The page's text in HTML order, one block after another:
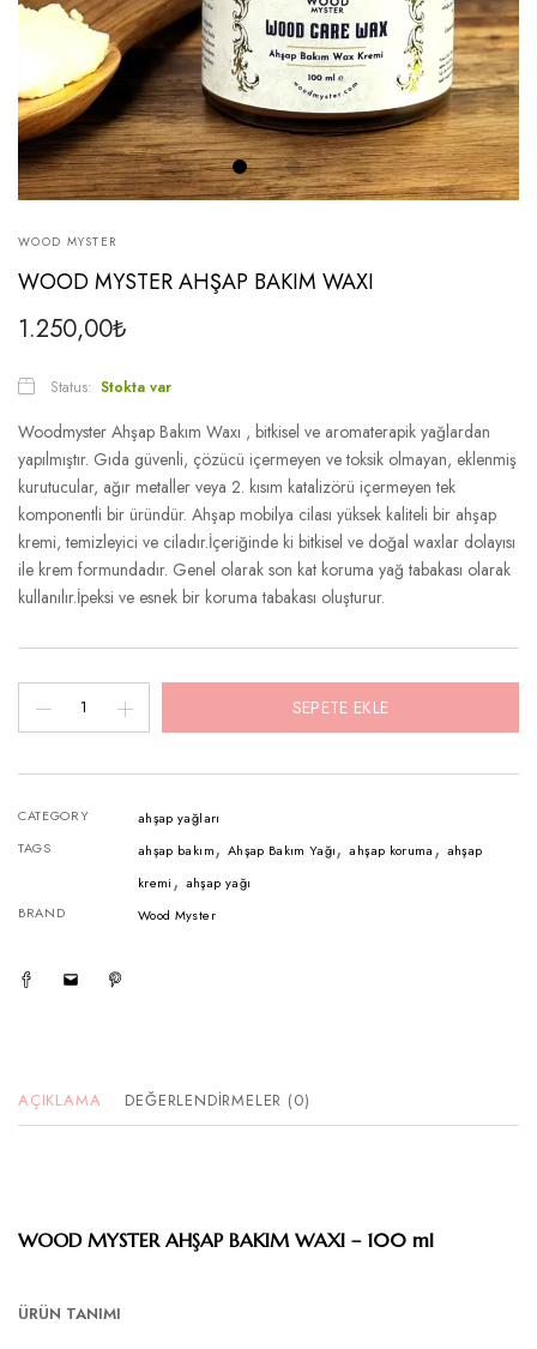
WOOD MYSTER
WOOD MYSTER AHŞAP BAKIM WAXI
1.250,00₺
Status: Stokta var
Woodmyster Ahşap Bakım Waxı , bitkisel ve aromaterapik yağlardan
yapılmıştır. Gıda güvenli, çözücü içermeyen ve toksik olmayan, eklenmiş
kurutucular, ağır metaller veya 2. kısım katalizörü içermeyen tek
komponentli bir üründür. Ahşap mobilya cilası yüksek kaliteli bir ahşap
kremi, temizleyici ve ciladır.İçeriğinde ki bitkisel ve doğal waxlar dolayısı
ile krem formundadır. Genel olarak son kat koruma yağ tabakası olarak
kullanılır.İpeksi ve esnek bir koruma tabakası oluşturur.
WOOD
MYSTER
AHŞAP
BAKIM
WAXI
SEPETE EKLE
CATEGORY
ahşap yağları
TAGS
ahşap bakım, Ahşap Bakım Yağı,ahşap koruma, ahşap
kremi, ahşap yağı
BRAND
Wood Myster
AÇIKLAMA DEĞERLENDIRMELER (0)
WOOD MYSTER AHŞAP BAKIM WAXI – 100 ml
ÜRÜN TANIMI